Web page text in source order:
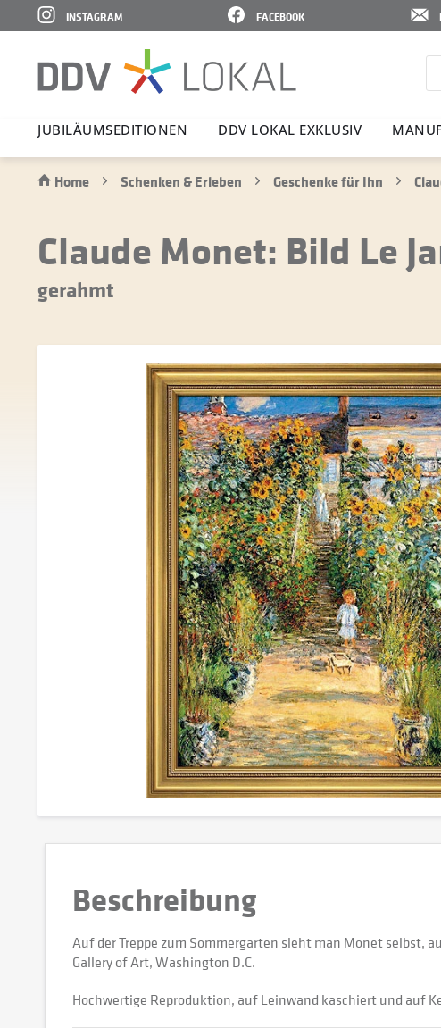
FACEBOOK
INSTAGRAM
JUBI­LÄ­UMS­E­DI­TIONEN DDV LOKAL EXKLUSIV
Home Schenken & Erleben Geschenke für Ihn
Claude Monet: Bild Le
gerahmt
Beschreibung
Auf der Treppe zum Sommergarten sieht man Monet selbst,
Gallery of Art, Washington D.C.
Hochwertige Reproduktion, auf Leinwand kaschiert und auf